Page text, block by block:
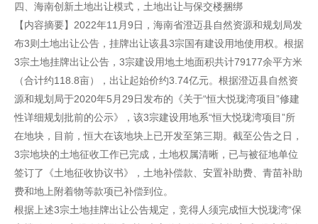
四、海南创新土地出让模式，土地出让与保交楼捆绑
【内容摘要】2022年11月9日，海南省澄迈县自然资源和规划局发
布3则土地出让公告，挂牌出让该县3宗国有建设用地使用权。根据
3宗土地挂牌出让公告，3宗建设用地土地面积共计79177余平方米
（合计约118.8亩），出让起始价约3.74亿元。根据澄迈县自然资
源和规划局于2020年5月29日发布的《关于“恒大悦珑湾项目”修建
性详细规划批前的公示》，该3宗建设用地系“恒大悦珑湾项目”所
在地块，目前，恒大在该地块上已开发至第三期。截至公告之日，
3宗地块的土地征收工作已完成，土地权属清晰，已与被征地单位
签订了《土地征收协议书》，土地补偿款、安置补助费、青苗补助
费和地上附着物等款项已补偿到位。
根据上述3宗土地挂牌出让公告规定，竞得人须完成恒大悦珑湾“保